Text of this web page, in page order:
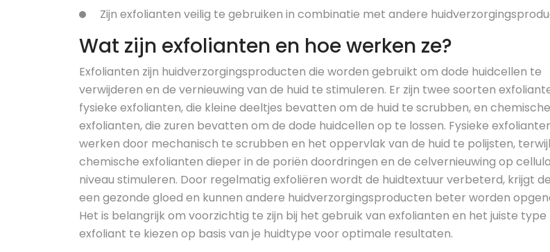
Zijn exfolianten veilig te gebruiken in combinatie met andere
Wat zijn exfolianten en hoe werken ze?
Exfolianten zijn huidverzorgingsproducten die worden gebruikt om dode huidcellen te
verwijderen en de vernieuwing van de huid te stimuleren. Er zijn twee soorten
fysieke exfolianten, die kleine deeltjes bevatten om de huid te scrubben, en chemische
exfolianten, die zuren bevatten om de dode huidcellen op te lossen. Fysieke
werken door mechanisch te scrubben en het oppervlak van de huid te polijsten, terwijl
chemische exfolianten dieper in de poriën doordringen en de celvernieuwing op
niveau stimuleren. Door regelmatig exfoliëren wordt de huidtextuur verbeterd, krijgt
een gezonde gloed en kunnen andere huidverzorgingsproducten beter worden
Het is belangrijk om voorzichtig te zijn bij het gebruik van exfolianten en het juiste type
exfoliant te kiezen op basis van je huidtype voor optimale resultaten.